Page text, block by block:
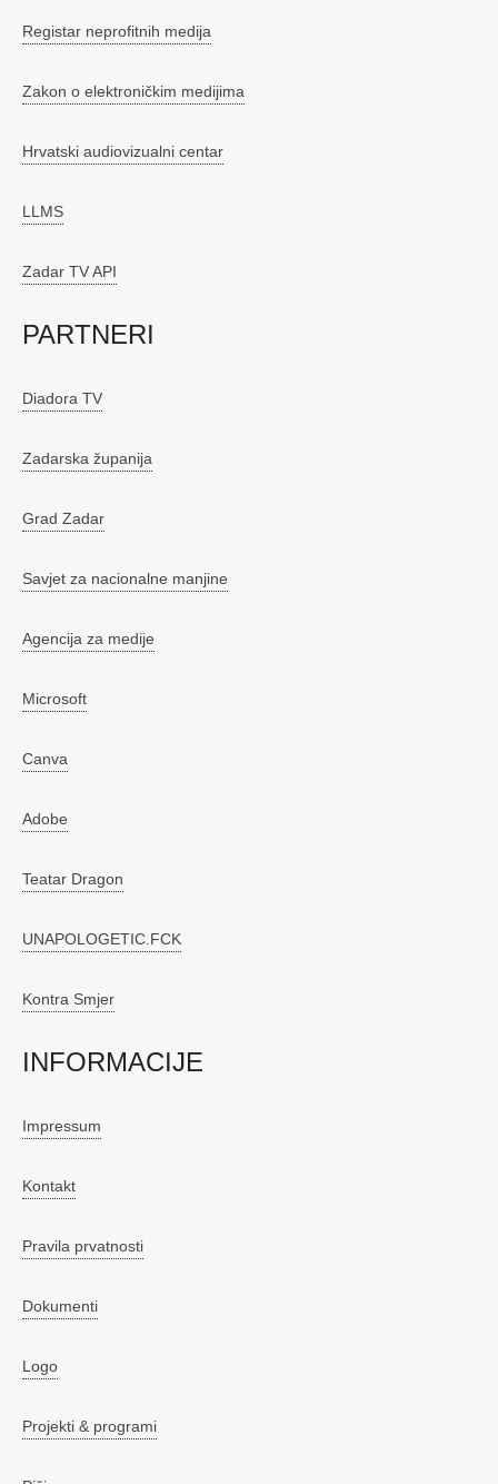
Registar neprofitnih medija
Zakon o elektroničkim medijima
Hrvatski audiovizualni centar
LLMS
Zadar TV API
PARTNERI
Diadora TV
Zadarska županija
Grad Zadar
Savjet za nacionalne manjine
Agencija za medije
Microsoft
Canva
Adobe
Teatar Dragon
UNAPOLOGETIC.FCK
Kontra Smjer
INFORMACIJE
Impressum
Kontakt
Pravila prvatnosti
Dokumenti
Logo
Projekti & programi